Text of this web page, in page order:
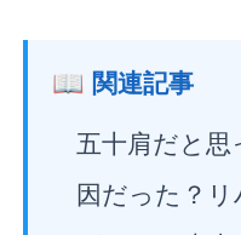
📖 関連記事
五十肩だと
因だった？